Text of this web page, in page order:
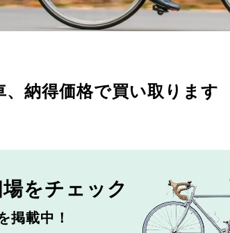
納得価格で買い取ります
をチェック
掲載中！